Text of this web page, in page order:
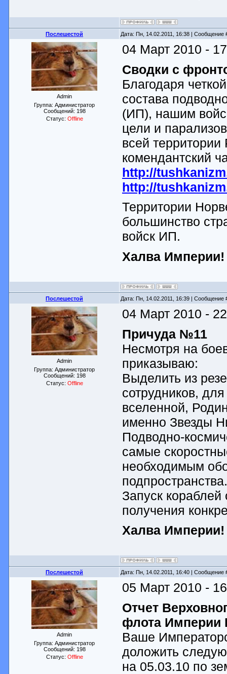
Послешестой Дата: Пн, 14.02.2011, 16:38 | Сообщение
Admin
Группа: Администратор
Сообщений: 198
Статус: Offline
04 Март 2010 -
Сводки с
Благодаря
состава
(ИП), нашим
цели и
всей
комендантский
http://
http://
Территории
большинство
войск ИП.
Халва Империи!
Послешестой Дата: Пн, 14.02.2011, 16:39 | Сообщение
Admin
Группа: Администратор
Сообщений: 198
Статус: Offline
04 Март 2010 -
Причуда №11
Несмотря на
приказываю:
Выделить из
сотрудников,
вселенной,
именно Звезды
Подводно-
самые
необходимым
подпространства.
Запуск кораблей
получения
Халва Империи!
Послешестой Дата: Пн, 14.02.2011, 16:40 | Сообщение
Admin
Группа: Администратор
Сообщений: 198
Статус: Offline
05 Март 2010 -
Отчет
флота Империи
Ваше
доложить
на 05.03.10 по